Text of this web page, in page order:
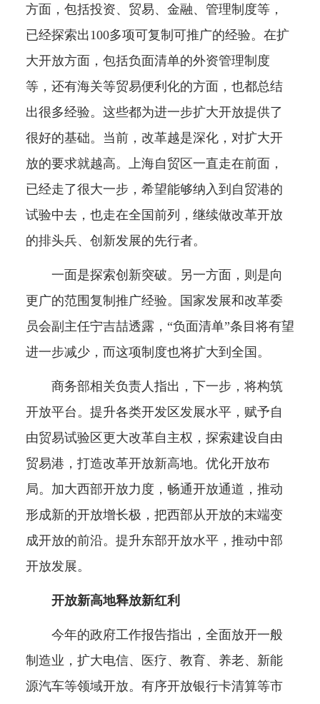
方面，包括投资、贸易、金融、管理制度等，
已经探索出100多项可复制可推广的经验。在扩
大开放方面，包括负面清单的外资管理制度
等，还有海关等贸易便利化的方面，也都总结
出很多经验。这些都为进一步扩大开放提供了
很好的基础。当前，改革越是深化，对扩大开
放的要求就越高。上海自贸区一直走在前面，
已经走了很大一步，希望能够纳入到自贸港的
试验中去，也走在全国前列，继续做改革开放
的排头兵、创新发展的先行者。
一面是探索创新突破。另一方面，则是向
更广的范围复制推广经验。国家发展和改革委
员会副主任宁吉喆透露，“负面清单”条目将有望
进一步减少，而这项制度也将扩大到全国。
商务部相关负责人指出，下一步，将构筑
开放平台。提升各类开发区发展水平，赋予自
由贸易试验区更大改革自主权，探索建设自由
贸易港，打造改革开放新高地。优化开放布
局。加大西部开放力度，畅通开放通道，推动
形成新的开放增长极，把西部从开放的末端变
成开放的前沿。提升东部开放水平，推动中部
开放发展。
开放新高地释放新红利
今年的政府工作报告指出，全面放开一般
制造业，扩大电信、医疗、教育、养老、新能
源汽车等领域开放。有序开放银行卡清算等市